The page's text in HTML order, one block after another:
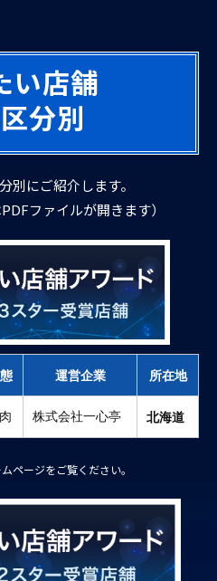
い店舗
分別
別にご紹介します。
ファイルが開きます）
運営企業 所在地
株式会社一心亭 北海道
ページをご覧ください。